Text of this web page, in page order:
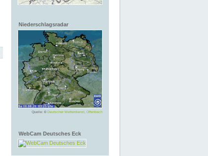
Niederschlagsradar
Quelle: © Deutscher Wetterdienst, Offenbach
WebCam Deutsches Eck